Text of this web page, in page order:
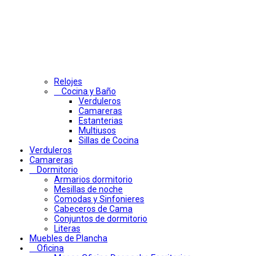
Relojes
Cocina y Baño
Verduleros
Camareras
Estanterias
Multiusos
Sillas de Cocina
Verduleros
Camareras
Dormitorio
Armarios dormitorio
Mesillas de noche
Comodas y Sinfonieres
Cabeceros de Cama
Conjuntos de dormitorio
Literas
Muebles de Plancha
Oficina